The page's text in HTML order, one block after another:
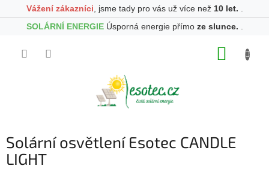
Vážení zákazníci , jsme tady pro vás už více než 10 let.
SOLÁRNÍ ENERGIEÚsporná energie přímo ze slunce.
Solární osvětlení Esotec CANDLE
LIGHT